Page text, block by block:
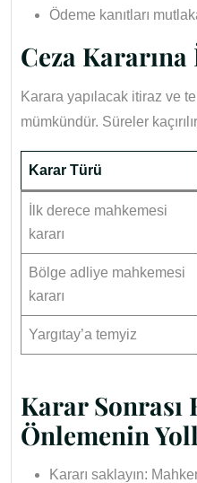
Ödeme kanıtları
Ceza
Karara yapılacak itiraz ve
mümkündür. Süreler
Karar Türü
İlk derece mahkemesi
kararı
Bölge adliye mahkemesi
kararı
Yargıtay’a temyiz
Karar Sonrası
Önlemenin
Kararı saklayın: